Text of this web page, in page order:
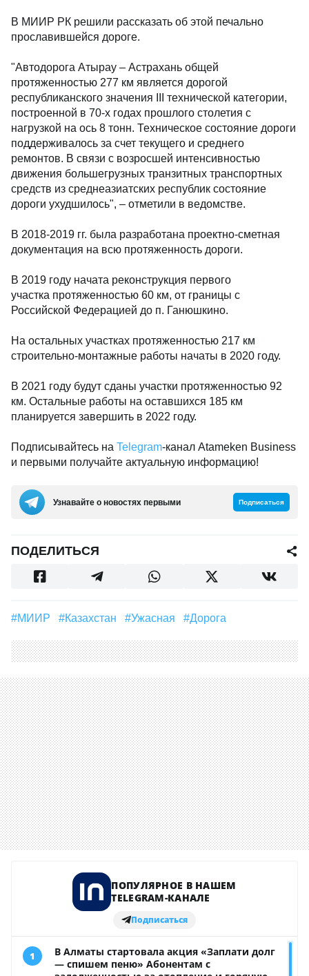
В МИИР РК решили рассказать об этой печально
прославившейся дороге.
"Автодорога Атырау – Астрахань общей
протяженностью 277 км является дорогой
республиканского значения III технической категории,
построенной в 70-х годах прошлого столетия с
нагрузкой на ось 8 тонн. Техническое состояние дороги
поддерживалось за счет текущего и среднего
ремонтов. В связи с возросшей интенсивностью
движения большегрузных транзитных транспортных
средств из среднеазиатских республик состояние
дороги ухудшилось", – отметили в ведомстве.
В 2018-2019 гг. была разработана проектно-сметная
документация на всю протяженность дороги.
В 2019 году начата реконструкция первого
участка протяженностью 60 км, от границы с
Российской Федерацией до п. Ганюшкино.
На остальных участках протяженностью 217 км
строительно-монтажные работы начаты в 2020 году.
В 2021 году будут сданы участки протяженностью 92
км. Остальные работы на оставшихся 185 км
планируется завершить в 2022 году.
Подписывайтесь на Telegram-канал Atameken Business
и первыми получайте актуальную информацию!
Узнавайте о новостях первыми Подписаться
ПОДЕЛИТЬСЯ
#МИИР #Казахстан #ужасная #дорога